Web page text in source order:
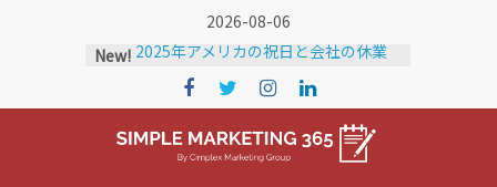
2026-08-06
New!
2025年アメリカの祝日と会社の休業
日
2024年アメリカの祝日と会社の休業
日
2026年 アメリカの祝日と会社の休業
日